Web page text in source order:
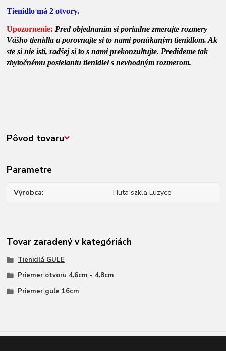
Tienidlo má 2 otvory.
Upozornenie: Pred objednaním si poriadne zmerajte rozmery
Vášho tienidla a porovnajte si to nami ponúkaným tienidlom. Ak
ste si nie istí, radšej si to s nami prekonzultujte. Predídeme tak
zbytočnému posielaniu tienidiel s nevhodným rozmerom.
Pôvod tovaru
Parametre
Výrobca Huta szkla Luzyce
Tovar zaradený v kategóriách
Tienidlá GULE
Priemer otvoru 4,6cm - 4,8cm
Priemer gule 16cm